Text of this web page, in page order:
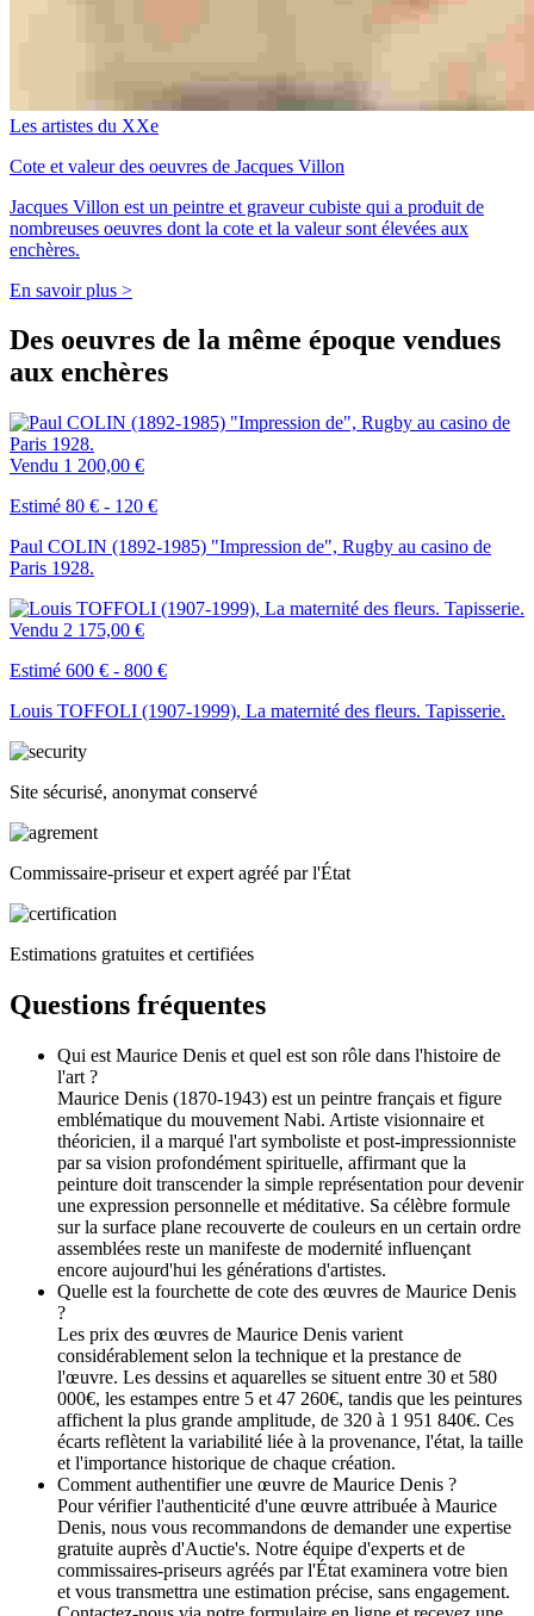
Les artistes du XXe
Cote et valeur des oeuvres de Jacques Villon
Jacques Villon est un peintre et graveur cubiste qui a produit de
nombreuses oeuvres dont la cote et la valeur sont élevées aux
enchères.
En savoir plus >
Des oeuvres de la même époque vendues
aux enchères
Vendu 1 200,00 €
Estimé 80 € - 120 €
Paul COLIN (1892-1985) "Impression de", Rugby au casino de
Paris 1928.
Vendu 2 175,00 €
Estimé 600 € - 800 €
Louis TOFFOLI (1907-1999), La maternité des fleurs. Tapisserie.
Site sécurisé, anonymat conservé
Commissaire-priseur et expert agréé par l'État
Estimations gratuites et certifiées
Questions fréquentes
Qui est Maurice Denis et quel est son rôle dans l'histoire de
l'art ?
Maurice Denis (1870-1943) est un peintre français et figure
emblématique du mouvement Nabi. Artiste visionnaire et
théoricien, il a marqué l'art symboliste et post-impressionniste
par sa vision profondément spirituelle, affirmant que la
peinture doit transcender la simple représentation pour devenir
une expression personnelle et méditative. Sa célèbre formule
sur la surface plane recouverte de couleurs en un certain ordre
assemblées reste un manifeste de modernité influençant
encore aujourd'hui les générations d'artistes.
Quelle est la fourchette de cote des œuvres de Maurice Denis
?
Les prix des œuvres de Maurice Denis varient
considérablement selon la technique et la prestance de
l'œuvre. Les dessins et aquarelles se situent entre 30 et 580
000€, les estampes entre 5 et 47 260€, tandis que les peintures
affichent la plus grande amplitude, de 320 à 1 951 840€. Ces
écarts reflètent la variabilité liée à la provenance, l'état, la taille
et l'importance historique de chaque création.
Comment authentifier une œuvre de Maurice Denis ?
Pour vérifier l'authenticité d'une œuvre attribuée à Maurice
Denis, nous vous recommandons de demander une expertise
gratuite auprès d'Auctie's. Notre équipe d'experts et de
commissaires-priseurs agréés par l'État examinera votre bien
et vous transmettra une estimation précise, sans engagement.